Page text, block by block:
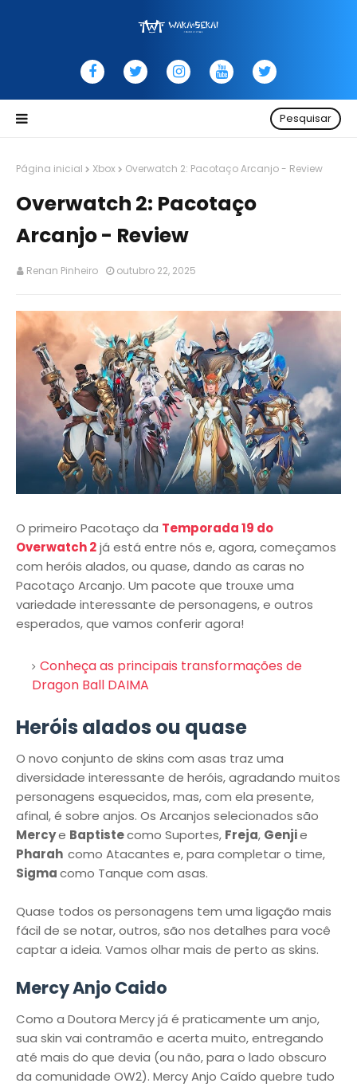
Pesquisar
Página inicial Xbox Overwatch 2: Pacotaço Arcanjo - Review
Overwatch 2: Pacotaço
Arcanjo - Review
Renan Pinheiro outubro 22, 2025
O primeiro Pacotaço da Temporada 19 do
Overwatch 2já está entre nós e, agora, começamos
com heróis alados, ou quase, dando as caras no
Pacotaço Arcanjo. Um pacote que trouxe uma
variedade interessante de personagens, e outros
esperados, que vamos conferir agora!
Conheça as principais transformações de
Dragon Ball DAIMA
Heróis alados ou quase
O novo conjunto de skins com asas traz uma
diversidade interessante de heróis, agradando muitos
personagens esquecidos, mas, com ela presente,
afinal, é sobre anjos. Os Arcanjos selecionados são
Mercye Baptistecomo Suportes, Freja, Genjie
Pharah como Atacantes e, para completar o time,
Sigmacomo Tanque com asas.
Quase todos os personagens tem uma ligação mais
fácil de se notar, outros, são nos detalhes para você
captar a ideia. Vamos olhar mais de perto as skins.
Mercy Anjo Caido
Como a Doutora Mercy já é praticamente um anjo,
sua skin vai contramão e acerta muito, entregando
até mais do que devia (ou não, para o lado obscuro
da comunidade OW2). Mercy Anjo Caído quebre tudo